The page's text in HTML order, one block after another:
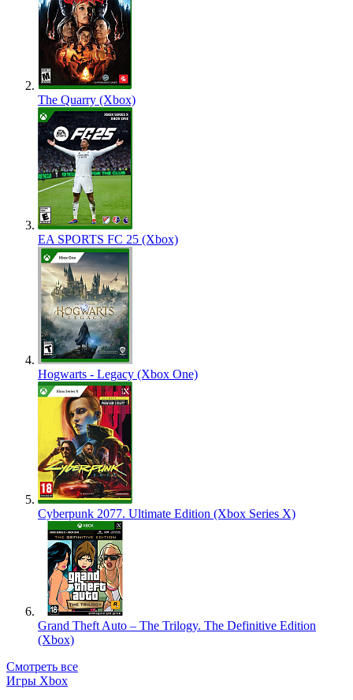
The Quarry (Xbox)
EA SPORTS FC 25 (Xbox)
Hogwarts - Legacy (Xbox One)
Cyberpunk 2077. Ultimate Edition (Xbox Series X)
Grand Theft Auto – The Trilogy. The Definitive Edition
(Xbox)
Смотреть все
Игры Xbox